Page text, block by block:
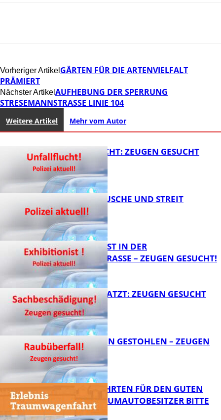
Vorheriger Artikel GÄRTEN FÜR DIE ARTENVIELFALT
PRÄMIERT
Nächster Artikel AUFHEBUNG DER SPERRUNG
STRESEMANNSTRASSE LINIE 104
Weitere Artikel Mehr vom Autor
UNFALLFLUCHT: ZEUGEN GESUCHT
KNALLGERÄUSCHE UND STREIT
EXHIBITIONIST IN DER
VELMANNSTRASSE – ZEUGEN GESUCHT!
AUTO ZERKRATZT: ZEUGEN GESUCHT
FB News
TEURE KETTEN GESTOHLEN – ZEUGEN
GESUCHT!
SPENDENFAHRTEN FÜR DEN GUTEN
ZWECK – TRAUMAUTOBESITZER BITTE
MELDEN!